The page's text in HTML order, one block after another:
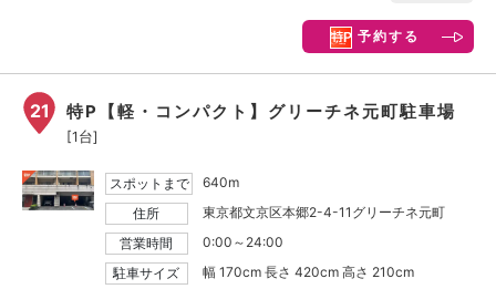
予約する
21 特P【軽・コンパクト】グリーチネ元町駐車場
[1台]
スポットまで
640m
住所
東京都文京区本郷2-4-11グリーチネ元町
営業時間
0:00～24:00
駐車サイズ
幅 170cm 長さ 420cm 高さ 210cm